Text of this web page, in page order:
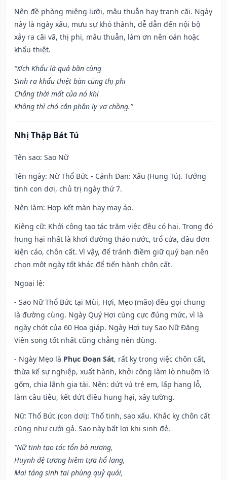
Nên đề phòng miệng lưỡi, mâu thuẫn hay tranh cãi. Ngày
này là ngày xấu, mưu sự khó thành, dễ dẫn đến nội bộ
xảy ra cãi vã, thị phi, mâu thuẫn, làm ơn nên oán hoặc
khẩu thiệt.
“Xích Khẩu là quả bần cùng
Sinh ra khẩu thiệt bàn cùng thị phi
Chẳng thời mất của nó khi
Không thì chó cắn phân ly vợ chồng.”
Nhị Thập Bát Tú
Tên sao: Sao Nữ
Tên ngày: Nữ Thổ Bức - Cảnh Đan: Xấu (Hung Tú). Tướng
tinh con dơi, chủ trị ngày thứ 7.
Nên làm: Hợp kết màn hay may áo.
Kiêng cữ: Khởi công tạo tác trăm việc đều có hại. Trong đó
hung hại nhất là khơi đường tháo nước, trổ cửa, đầu đơn
kiện cáo, chôn cất. Vì vậy, để tránh điềm giữ quý bạn nên
chọn một ngày tốt khác để tiến hành chôn cất.
Ngoại lệ:
- Sao Nữ Thổ Bức tại Mùi, Hợi, Mẹo (mão) đều gọi chung
là đường cùng. Ngày Quý Hợi cùng cực đúng mức, vì là
ngày chót của 60 Hoa giáp. Ngày Hợi tuy Sao Nữ Đăng
Viên song tốt nhất cũng chẳng nên dùng.
- Ngày Mẹo là Phục Đoạn Sát, rất kỵ trong việc chôn cất,
thừa kế sự nghiệp, xuất hành, khởi công làm lò nhuộm lò
gốm, chia lãnh gia tài. Nên: dứt vú trẻ em, lấp hang lỗ,
làm cầu tiêu, kết dứt điều hung hại, xây tường.
Nữ: Thổ Bức (con dơi): Thổ tinh, sao xấu. Khắc kỵ chôn cất
cũng như cưới gả. Sao này bất lợi khi sinh đẻ.
“Nữ tinh tạo tác tổn bà nương,
Huynh đệ tương hiềm tựa hổ lang,
Mai táng sinh tai phùng quỷ quái,